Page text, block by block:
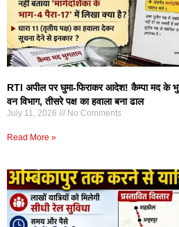
RTI अपील पर घुमा-फिराकर आदेश! कैम्पा मद के
वन विभाग, तीसरे पक्ष का हवाला बना ढाल
July 11, 2026 No Comments
Read More »